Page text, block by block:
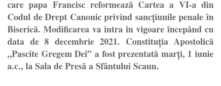
care papa Francisc reformează Cartea a VI-a din
Codul de Drept Canonic privind sancțiunile penale în
Biserică. Modificarea va intra în vigoare începând cu
data de 8 decembrie 2021. Constituția Apostolică
„Pascite Gregem Dei” a fost prezentată marți, 1 iunie
a.c., la Sala de Presă a Sfântului Scaun.